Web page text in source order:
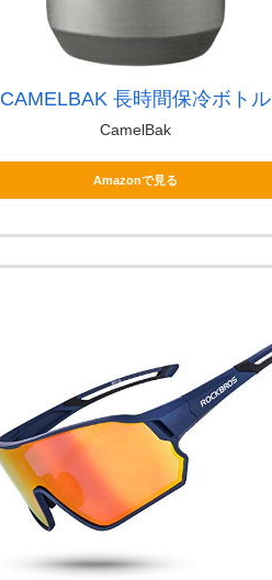
CAMELBAK 長時間保冷ボトル
CamelBak
Amazonで見る